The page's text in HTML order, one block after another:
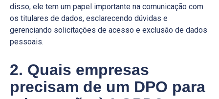
disso, ele tem um papel importante na comunicação com
os titulares de dados, esclarecendo dúvidas e
gerenciando solicitações de acesso e exclusão de dados
pessoais.
2. Quais empresas
precisam de um DPO para